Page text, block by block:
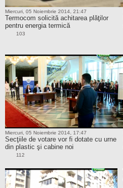
Miercuri, 05 Noiembrie 2014, 21:47
Termocom solicită achitarea plăţilor
pentru energia termică
103
Miercuri, 05 Noiembrie 2014, 17:47
Secţiile de votare vor fi dotate cu urne
din plastic şi cabine noi
112